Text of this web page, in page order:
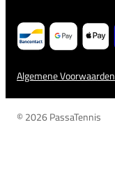
Algemene Voorwaarden
© 2026 PassaTennis